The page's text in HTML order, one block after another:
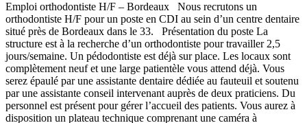
Emploi orthodontiste H/F – Bordeaux Nous recrutons un
orthodontiste H/F pour un poste en CDI au sein d’un centre dentaire
situé près de Bordeaux dans le 33. Présentation du poste La
structure est à la recherche d’un orthodontiste pour travailler 2,5
jours/semaine. Un pédodontiste est déjà sur place. Les locaux sont
complètement neuf et une large patientèle vous attend déjà. Vous
serez épaulé par une assistante dentaire dédiée au fauteuil et soutenu
par une assistante conseil intervenant auprès de deux praticiens. Du
personnel est présent pour gérer l’accueil des patients. Vous aurez à
disposition un plateau technique comprenant une caméra à